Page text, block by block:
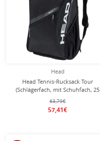
Head
Head Tennis-Rucksack Tour
(Schlägerfach, mit Schuhfach, 25
63,79€
57,41€